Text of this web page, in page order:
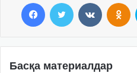
Басқа материалдар